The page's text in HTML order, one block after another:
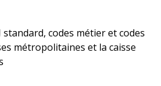
codes métier et codes
métropolitaines et la caisse